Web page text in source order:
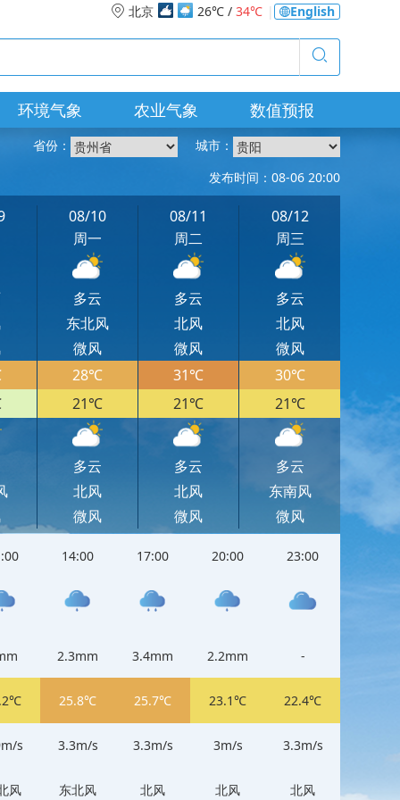
北京 26℃ / 34℃ English
环境气象 农业气象 数值预报
省份： 城市：
发布时间：08-06 20:00
08/10
周一
多云
东北风
微风
28℃
21℃
多云
北风
微风
08/11
周二
多云
北风
微风
31℃
21℃
多云
北风
微风
08/12
周三
多云
北风
微风
30℃
21℃
多云
东南风
微风
s
风
14:00
2.3mm
25.8℃
3.3m/s
东北风
17:00
3.4mm
25.7℃
3.3m/s
北风
20:00
2.2mm
23.1℃
3m/s
北风
23:00
-
22.4℃
3.3m/s
北风 东北风